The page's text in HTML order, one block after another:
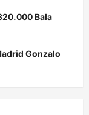
Bala
Gonzalo